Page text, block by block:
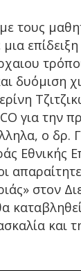
τους
μια
δυόμιση
για την
ο δρ.
Εθνικής
στον
και